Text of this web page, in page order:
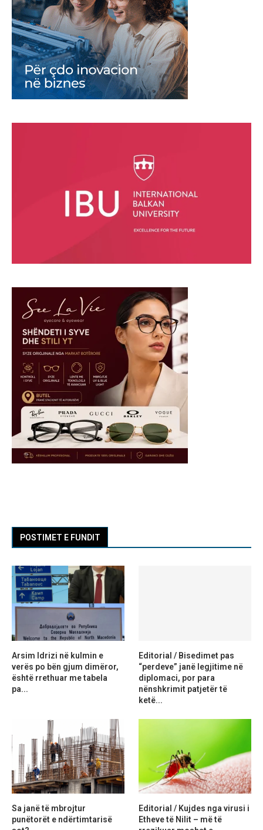
POSTIMET E FUNDIT
Arsim Idrizi në kulmin e
verës po bën gjum dimëror,
është rrethuar me tabela
pa...
Editorial / Bisedimet pas
“perdeve” janë legjitime në
diplomaci, por para
nënshkrimit patjetër të
ketë...
Sa janë të mbrojtur
punëtorët e ndërtimtarisë
Editorial / Kujdes nga virusi i
Etheve të Nilit – më të